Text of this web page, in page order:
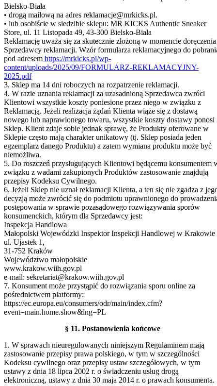
Bielsko-Biała
• drogą mailową na adres reklamacje@mrkicks.pl.
• lub osobiście w siedzibie sklepu: MR KICKS Authentic Sneaker
Store, ul. 11 Listopada 49, 43-300 Bielsko-Biała
Reklamację uważa się za skutecznie złożoną w momencie doręczenia
Sprzedawcy reklamacji. Wzór formularza reklamacyjnego do
pod adresem https://mrkicks.pl/wp-
content/uploads/2025/09/FORMULARZ-REKLAMACYJNY-
2025.pdf
3. Sklep ma 14 dni roboczych na rozpatrzenie reklamacji.
4. W razie uznania reklamacji za uzasadnioną Sprzedawca zwróci
Klientowi wszystkie koszty poniesione przez niego w związku z
Reklamacją. Jeżeli realizacja żądań Klienta wiąże się z dostawą
nowego lub naprawionego towaru, wszystkie koszty dostawy ponosi
Sklep. Klient zdaje sobie jednak sprawę, że Produkty oferowane w
Sklepie często mają charakter unikatowy (tj. Sklep posiada jeden
egzemplarz danego Produktu) a zatem wymiana produktu może być
niemożliwa.
5. Do roszczeń przysługujących Klientowi będącemu konsumentem
związku z wadami zakupionych Produktów zastosowanie znajdują
przepisy Kodeksu Cywilnego.
6. Jeżeli Sklep nie uznał reklamacji Klienta, a ten się nie zgadza z
decyzją może zwrócić się do podmiotu uprawnionego do
postępowania w sprawie pozasądowego rozwiązywania sporów
konsumenckich, którym dla Sprzedawcy jest:
Inspekcja Handlowa
Małopolski Wojewódzki Inspektor Inspekcji Handlowej w Krakowie
ul. Ujastek 1,
31-752 Kraków
Województwo małopolskie
www.krakow.wiih.gov.pl
e-mail: sekretariat@krakow.wiih.gov.pl
7. Konsument może przystąpić do rozwiązania sporu online za
pośrednictwem platformy:
https://ec.europa.eu/consumers/odr/main/index.cfm?
event=main.home.show&lng=PL
§ 11. Postanowienia końcowe
1. W sprawach nieuregulowanych niniejszym Regulaminem mają
zastosowanie przepisy prawa polskiego, w tym w szczególności
Kodeksu cywilnego oraz przepisy ustaw szczegółowych, w tym
ustawy z dnia 18 lipca 2002 r. o świadczeniu usług drogą
elektroniczną, ustawy z dnia 30 maja 2014 r. o prawach konsumenta.